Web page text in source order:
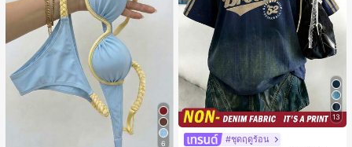
6
13
#ชุดฤดูร้อน